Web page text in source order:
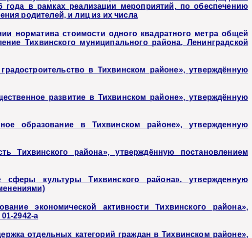
года в рамках реализации мероприятий, по обеспечению
родителей, и лиц из их числа
норматива стоимости одного квадратного метра общей
Тихвинского муниципального района, Ленинградской
в Тихвинском районе», утверждённую
развитие в Тихвинском районе», утверждённую
образование в Тихвинском районе», утвержденную
Тихвинского района», утверждённую постановлением
культуры Тихвинского района», утвержденную
экономической активности Тихвинского района»,
2942-а
отдельных категорий граждан в Тихвинском районе»,